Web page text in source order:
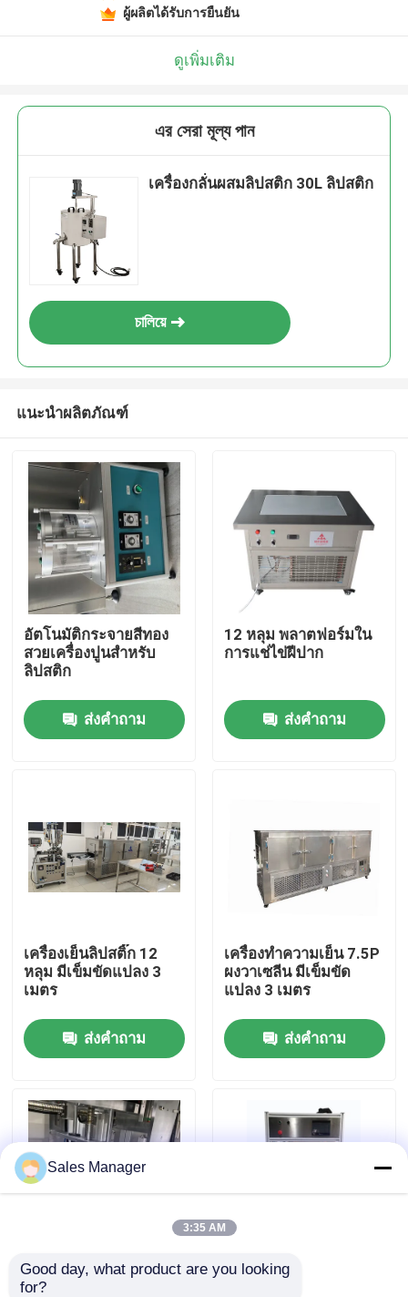
ผลิตภัณฑ์
วิดีโอ
เกี่ยวกับเรา
ทัวร์โรงงาน
ควบคุมคุณภาพ
ขออ้าง
สายการผลิตลิปสติก
เครื่องเติมสีฝีปากอัตโนมัติ
เครื่องเติมเมสคาร่า
ผู้ผลิตได้รับการยืนยัน
ดูเพิ่มเติม
এর সেরা মূল্য পান
เครื่องกลั่นผสมลิปสติก 30L ลิปสติก
চালিয়ে
แนะนำผลิตภัณฑ์
อัตโนมัติกระจายสีทอง
สวยเครื่องปูนสําหรับ
ลิปสติก
ส่งคำถาม
12 หลุม พลาตฟอร์มใน
การแช่ไข่ฝีปาก
ส่งคำถาม
เครื่องเย็นลิปสติ๊ก 12
หลุม มีเข็มขัดแปลง 3
เมตร
ส่งคำถาม
เครื่องทําความเย็น 7.5P
ผงวาเซลีน มีเข็มขัด
แปลง 3 เมตร
ส่งคำถาม
อัตโนมัติ 12 หลุม ลิปบัล
ซัม อลูมิเนียม Mold
อัตโนมัติ 12 หลุม อัลลูมิ
Sales Manager
3:35 AM
Good day, what product are you looking
for?